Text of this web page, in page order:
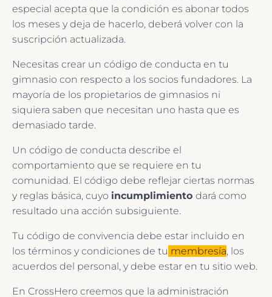
especial acepta que la condición es abonar todos
los meses y deja de hacerlo, deberá volver con la
suscripción actualizada.
Necesitas crear un código de conducta en tu
gimnasio con respecto a los socios fundadores. La
mayoría de los propietarios de gimnasios ni
siquiera saben que necesitan uno hasta que es
demasiado tarde.
Un código de conducta describe el
comportamiento que se requiere en tu
comunidad. El código debe reflejar ciertas normas
y reglas básica, cuyo incumplimiento dará como
resultado una acción subsiguiente.
Tu código de convivencia debe estar incluido en
los términos y condiciones de tu membresía, los
acuerdos del personal, y debe estar en tu sitio web.
En CrossHero creemos que la administración